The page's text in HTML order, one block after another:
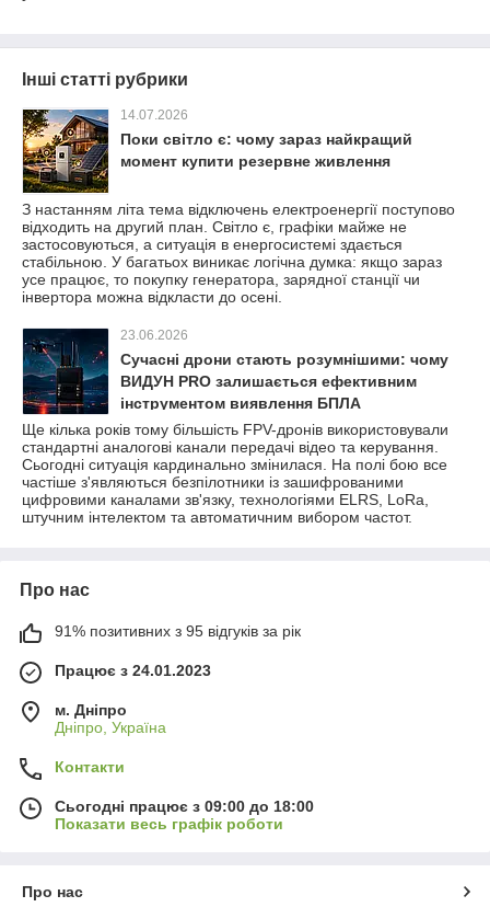
Інші статті рубрики
14.07.2026
Поки світло є: чому зараз найкращий
момент купити резервне живлення
З настанням літа тема відключень електроенергії поступово
відходить на другий план. Світло є, графіки майже не
застосовуються, а ситуація в енергосистемі здається
стабільною. У багатьох виникає логічна думка: якщо зараз
усе працює, то покупку генератора, зарядної станції чи
інвертора можна відкласти до осені.
23.06.2026
Сучасні дрони стають розумнішими: чому
ВИДУН PRO залишається ефективним
інструментом виявлення БПЛА
Ще кілька років тому більшість FPV-дронів використовували
стандартні аналогові канали передачі відео та керування.
Сьогодні ситуація кардинально змінилася. На полі бою все
частіше з'являються безпілотники із зашифрованими
цифровими каналами зв'язку, технологіями ELRS, LoRa,
штучним інтелектом та автоматичним вибором частот.
Про нас
91% позитивних з 95 відгуків за рік
Працює з 24.01.2023
м. Дніпро
Дніпро, Україна
Контакти
Сьогодні працює з 09:00 до 18:00
Показати весь графік роботи
Про нас